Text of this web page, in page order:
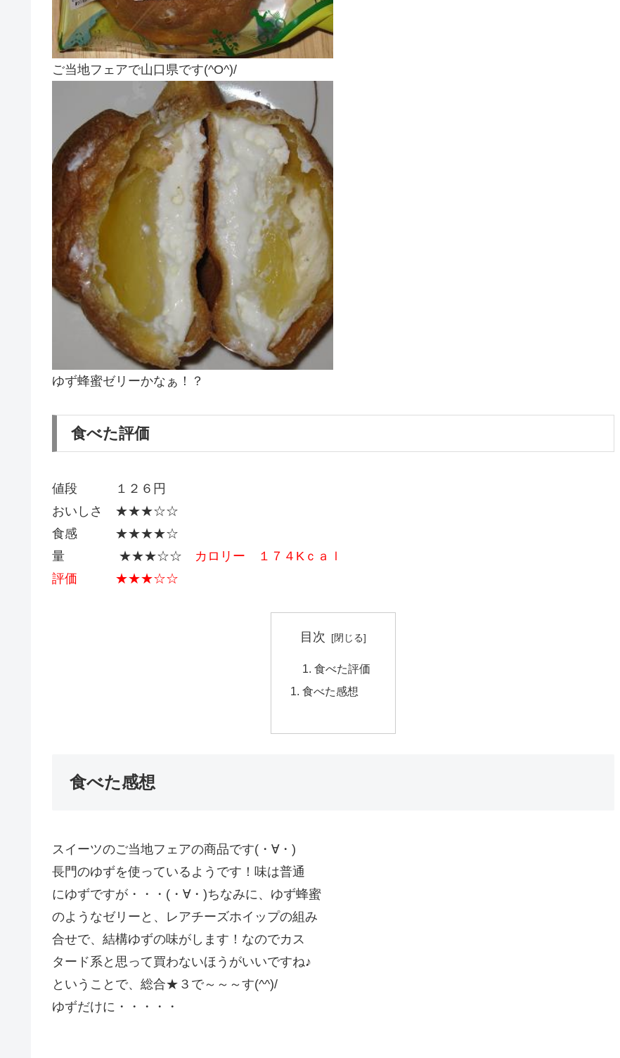
ご当地フェアで山口県です(^O^)/
ゆず蜂蜜ゼリーかなぁ！？
食べた評価
値段 １２６円
おいしさ ★★★☆☆
食感 ★★★★☆
量 ★★★☆☆ カロリー １７４Kｃａｌ
評価 ★★★☆☆
目次
食べた評価
食べた感想
食べた感想
スイーツのご当地フェアの商品です(・∀・)
長門のゆずを使っているようです！味は普通
にゆずですが・・・(・∀・)ちなみに、ゆず蜂蜜
のようなゼリーと、レアチーズホイップの組み
合せで、結構ゆずの味がします！なのでカス
タード系と思って買わないほうがいいですね♪
ということで、総合★３で～～～す(^^)/
ゆずだけに・・・・・